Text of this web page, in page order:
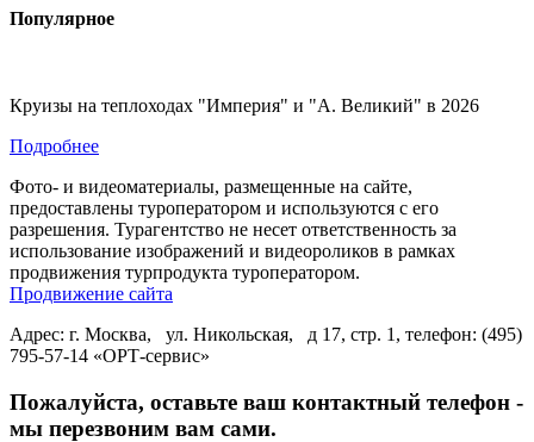
Популярное
Круизы на теплоходах "Империя" и "А. Великий" в 2026
Подробнее
Фото- и видеоматериалы, размещенные на сайте,
предоставлены туроператором и используются с его
разрешения. Турагентство не несет ответственность за
использование изображений и видеороликов в рамках
продвижения турпродукта туроператором.
Продвижение сайта
Адрес: г. Москва, ул. Никольская, д 17, стр. 1, телефон: (495)
795-57-14 «ОРТ-сервис»
Пожалуйста, оставьте ваш контактный телефон -
мы перезвоним вам сами.